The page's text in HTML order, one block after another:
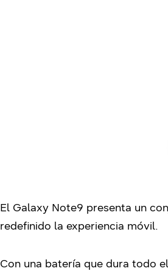
El Galaxy Note9 presenta un
redefinido la experiencia móvil.
Con una batería que dura todo